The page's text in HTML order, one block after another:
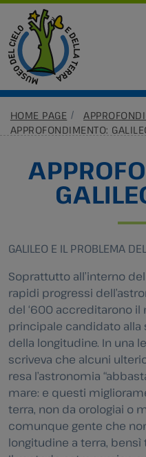
HOME PAGE
APPROFONDIMENTO:
GALILEO E IL PROBLEMA
Soprattutto all’interno
rapidi progressi
del ‘600 accreditarono
principale candidato
della longitudine. In una
scriveva che alcuni
resa l’astronomia
mare: e questi
terra, non da orologiai o
comunque gente che
longitudine a terra, bensì